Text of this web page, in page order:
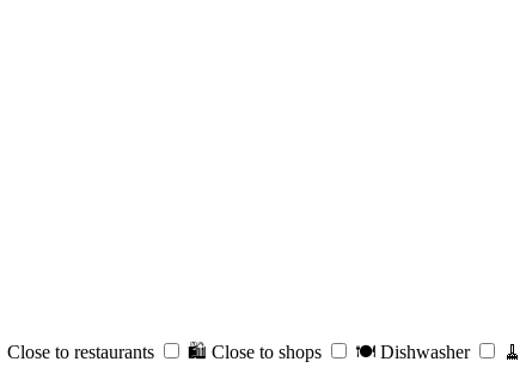
Close to restaurants 🛍️ Close to shops 🍽️ Dishwasher 🧹